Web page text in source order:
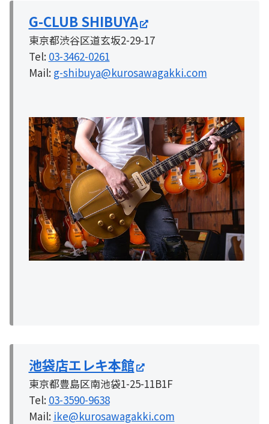
G-CLUB SHIBUYA
東京都渋谷区道玄坂2-29-17
Tel: 03-3462-0261
Mail: g-shibuya@kurosawagakki.com
池袋店エレキ本館
東京都豊島区南池袋1-25-11B1F
Tel: 03-3590-9638
Mail: ike@kurosawagakki.com